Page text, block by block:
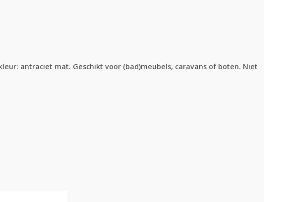
antraciet mat. Geschikt voor (bad)meubels, caravans of boten. Niet